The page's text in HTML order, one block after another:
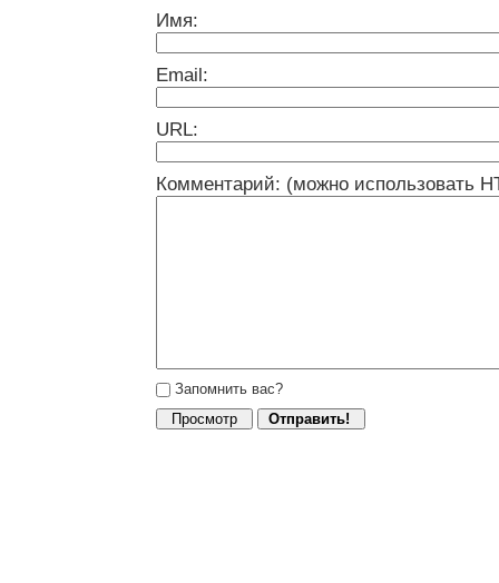
Имя:
Email:
URL:
Комментарий: (можно использовать
Запомнить вас?